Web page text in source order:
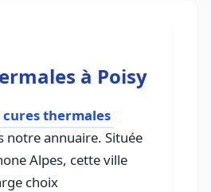
à Poisy
cures thermales
notre annuaire. Située
Alpes, cette ville
choix